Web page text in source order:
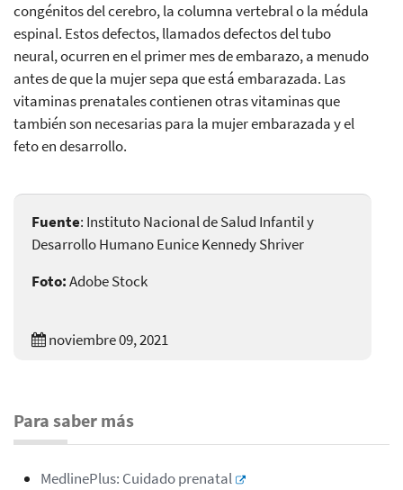
congénitos del cerebro, la columna vertebral o la médula
espinal. Estos defectos, llamados defectos del tubo
neural, ocurren en el primer mes de embarazo, a menudo
antes de que la mujer sepa que está embarazada. Las
vitaminas prenatales contienen otras vitaminas que
también son necesarias para la mujer embarazada y el
feto en desarrollo.
Fuente: Instituto Nacional de Salud Infantil y
Desarrollo Humano Eunice Kennedy Shriver
Foto:Adobe Stock
noviembre 09, 2021
Para saber más
MedlinePlus: Cuidado prenatal